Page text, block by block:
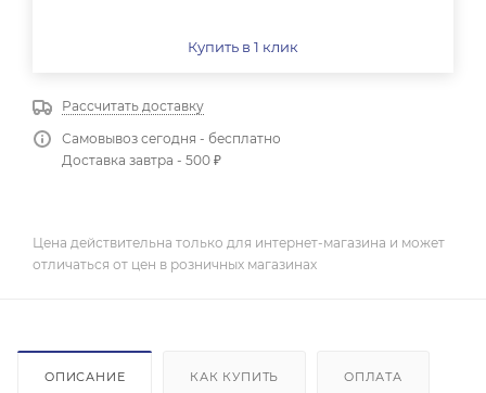
Купить в 1 клик
Рассчитать доставку
Самовывоз сегодня - бесплатно
Доставка завтра - 500 ₽
Цена действительна только для интернет-магазина и может
отличаться от цен в розничных магазинах
ОПИСАНИЕ КАК КУПИТЬ ОПЛАТА